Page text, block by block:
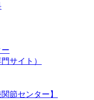
サイト）
節センター】